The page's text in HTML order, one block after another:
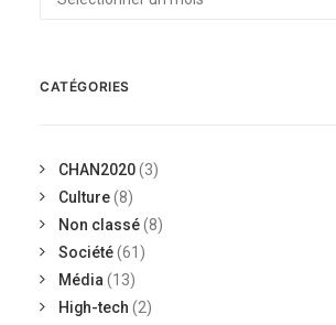
CATÉGORIES
CHAN2020(3)
Culture(8)
Non classé(8)
Société(61)
Média (13)
High-tech (2)